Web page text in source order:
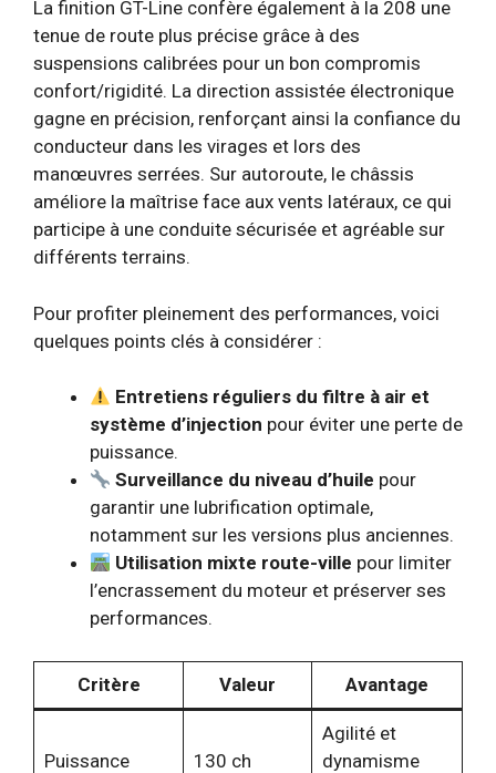
La finition GT-Line confère également à la 208 une
tenue de route plus précise grâce à des
suspensions calibrées pour un bon compromis
confort/rigidité. La direction assistée électronique
gagne en précision, renforçant ainsi la confiance du
conducteur dans les virages et lors des
manœuvres serrées. Sur autoroute, le châssis
améliore la maîtrise face aux vents latéraux, ce qui
participe à une conduite sécurisée et agréable sur
différents terrains.
Pour profiter pleinement des performances, voici
quelques points clés à considérer :
Entretiens réguliers du filtre à air et
système d’injection pour éviter une perte de
puissance.
Surveillance du niveau d’huile pour
garantir une lubrification optimale,
notamment sur les versions plus anciennes.
Utilisation mixte route-ville pour limiter
l’encrassement du moteur et préserver ses
performances.
Critère Valeur Avantage
Puissance 130 ch
Agilité et
dynamisme